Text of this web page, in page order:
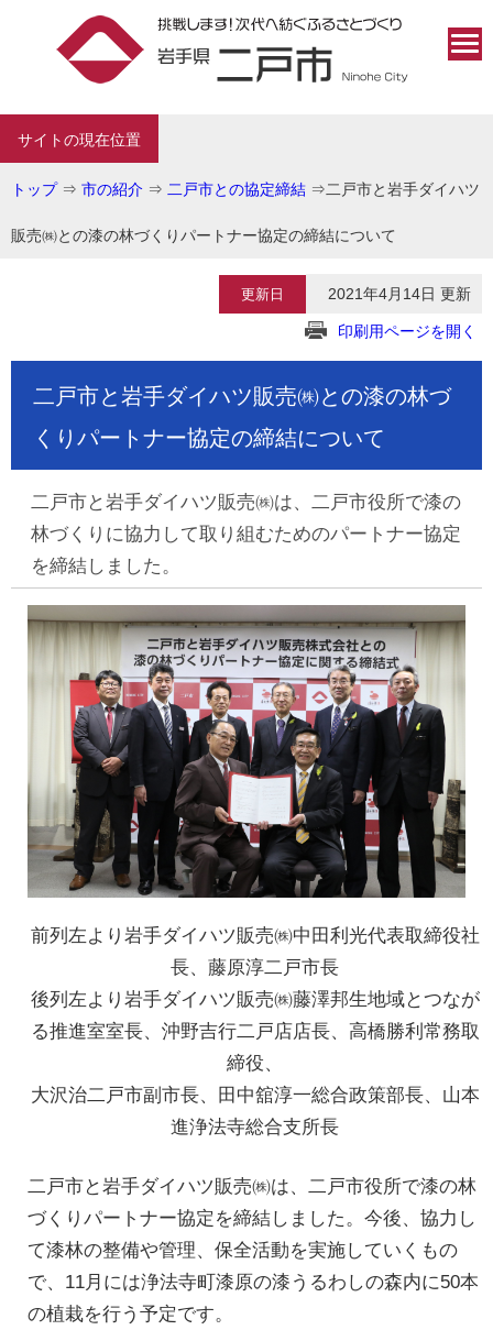
サイトの現在位置
トップ⇒ 市の紹介 ⇒ 二戸市との協定締結 ⇒二戸市と岩手ダイハツ
販売㈱との漆の林づくりパートナー協定の締結について
更新日 2021年4月14日 更新
印刷用ページを開く
二戸市と岩手ダイハツ販売㈱との漆の林づ
くりパートナー協定の締結について
二戸市と岩手ダイハツ販売㈱は、二戸市役所で漆の
林づくりに協力して取り組むためのパートナー協定
を締結しました。
前列左より岩手ダイハツ販売㈱中田利光代表取締役社
長、藤原淳二戸市長
後列左より岩手ダイハツ販売㈱藤澤邦生地域とつなが
る推進室室長、沖野吉行二戸店店長、高橋勝利常務取
締役、
大沢治二戸市副市長、田中舘淳一総合政策部長、山本
進浄法寺総合支所長
二戸市と岩手ダイハツ販売㈱は、二戸市役所で漆の林
づくりパートナー協定を締結しました。今後、協力し
て漆林の整備や管理、保全活動を実施していくもの
で、11月には浄法寺町漆原の漆うるわしの森内に50本
の植栽を行う予定です。